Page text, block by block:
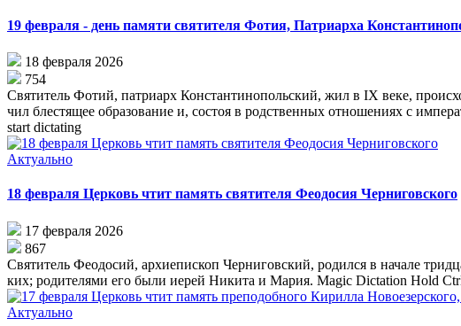
19 февраля - день памяти святителя Фотия, Патриарха
18 февраля 2026
754
Свя­ти­тель Фо­тий, пат­ри­арх Кон­стан­ти­но­поль­ский, жил в IX ве­ке,
чил бле­стя­щее об­ра­зо­ва­ние и, со­стоя в род­ствен­ных от­но­ше­ни­ях с
start dictating
Актуально
18 февраля Церковь чтит память святителя Феодосия Черниговского
17 февраля 2026
867
Свя­ти­тель Фе­о­до­сий, ар­хи­епи­скоп Чер­ни­гов­ский, ро­дил­ся в на­ча­ле
ких; ро­ди­те­ля­ми его бы­ли иерей Ни­ки­та и Ма­рия. Magic Dictation Hold
Актуально